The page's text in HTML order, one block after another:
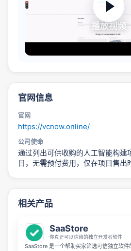
播放视频
官网信息
官网
https://vcnow.online/
公司使命
通过列出可供收购的人工智能构建
目，无需预付费用，仅在项目售出
相关产品
SaaStore
你真正可以信赖的独立开发者软件
SaaStore 是一个帮助买家筛选可信独立软